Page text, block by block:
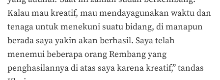
Kalau mau kreatif, mau mendayagunakan waktu dan
tenaga untuk menekuni suatu bidang, di manapun
berada saya yakin akan berhasil. Saya telah
menemui beberapa orang Rembang yang
penghasilannya di atas saya karena kreatif,” tandas